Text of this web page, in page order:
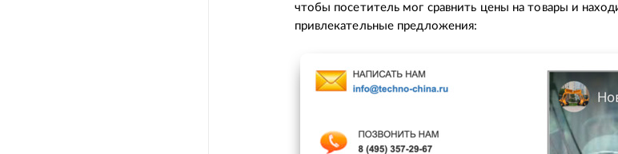
чтобы посетитель мог сравнить цены на товары и
привлекательные предложения: